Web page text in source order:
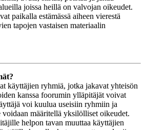
joissa heillä on valvojan oikeudet.
paikalla estämässä aiheen vierestä
tapojen vastaisen materiaalin
käyttäjien ryhmiä, jotka jakavat yhteisön
kanssa foorumin ylläpitäjät voivat
voi kuulua useisiin ryhmiin ja
määritellä yksilölliset oikeudet.
helpon tavan muuttaa käyttäjien